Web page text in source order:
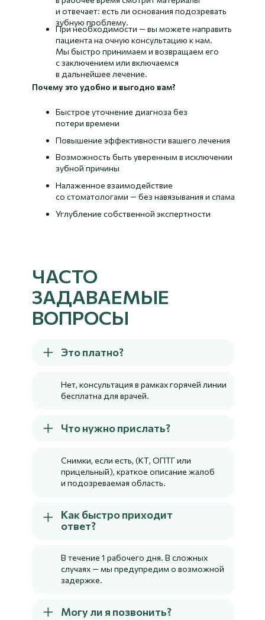
Налаженное взаимодействие
со стоматологами — без навязывания и спама
Углубление собственной экспертности
Возможность быть уверенным в исключении
зубной причины
Почему это удобно и выгодно вам?
Повышение эффективности вашего лечения
Быстрое уточнение диагноза без
потери времени
и отвечает: есть ли основания подозревать
зубную проблему.
При необходимости — вы можете направить
пациента на очную консультацию к нам.
Мы быстро принимаем и возвращаем его
с заключением или включаемся
в дальнейшее лечение.
ЧАСТО
ЗАДАВАЕМЫЕ
ВОПРОСЫ
Это платно?
Нет, консультация в рамках горячей линии
бесплатна для врачей.
Что нужно прислать?
Снимки, если есть, (КТ, ОПТГ или
прицельный), краткое описание жалоб
и подозреваемая область.
Как быстро приходит
ответ?
В течение 1 рабочего дня. В сложных
случаях — мы предупредим о возможной
задержке.
Могу ли я позвонить?